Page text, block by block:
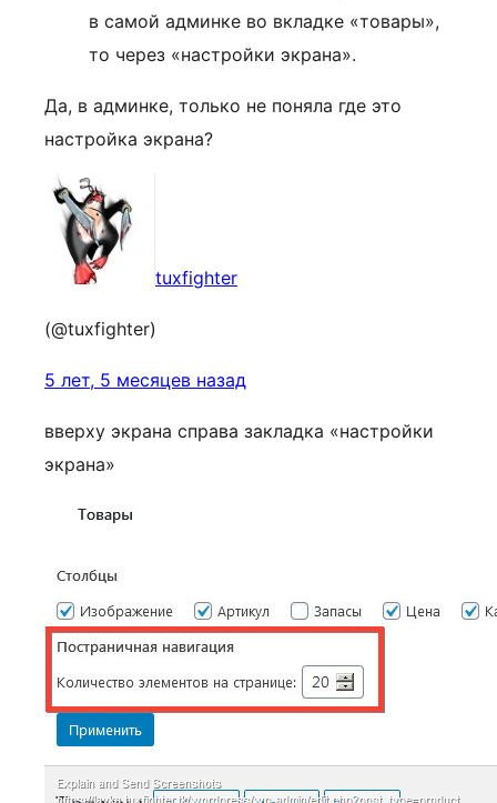
в самой админке во вкладке «товары»,
то через «настройки экрана».
Да, в админке, только не поняла где это
настройка экрана?
tuxfighter
(@tuxfighter)
5 лет, 5 месяцев назад
вверху экрана справа закладка «настройки
экрана»